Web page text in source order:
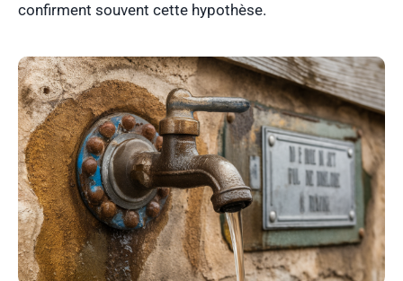
confirment souvent cette hypothèse.